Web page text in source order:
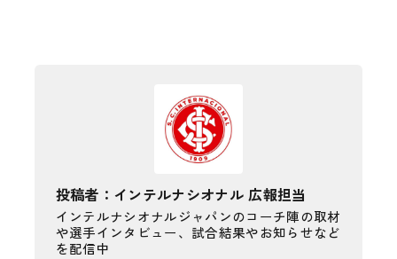
投稿者：インテルナシオナル 広報担当
インテルナシオナルジャパンのコーチ陣の取材
や選手インタビュー、試合結果やお知らせなど
を配信中